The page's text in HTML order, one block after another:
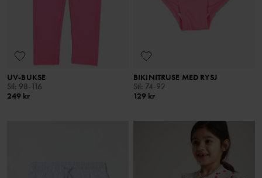
UV-BUKSE
Stl: 98-116
249 kr
BIKINITRUSE MED RYSJ
Stl: 74-92
129 kr